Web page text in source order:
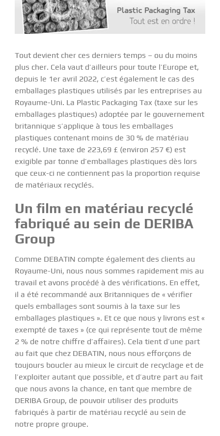
Tout devient cher ces derniers temps – ou du moins
plus cher. Cela vaut d’ailleurs pour toute l’Europe et,
depuis le 1er avril 2022, c’est également le cas des
emballages plastiques utilisés par les entreprises au
Royaume-Uni. La Plastic Packaging Tax (taxe sur les
emballages plastiques) adoptée par le gouvernement
britannique s’applique à tous les emballages
plastiques contenant moins de 30 % de matériau
recyclé. Une taxe de 223,69 £ (environ 257 €) est
exigible par tonne d’emballages plastiques dès lors
que ceux-ci ne contiennent pas la proportion requise
de matériaux recyclés.
Un film en matériau recyclé
fabriqué au sein de DERIBA
Group
Comme DEBATIN compte également des clients au
Royaume-Uni, nous nous sommes rapidement mis au
travail et avons procédé à des vérifications. En effet,
il a été recommandé aux Britanniques de « vérifier
quels emballages sont soumis à la taxe sur les
emballages plastiques ». Et ce que nous y livrons est «
exempté de taxes » (ce qui représente tout de même
2 % de notre chiffre d’affaires). Cela tient d’une part
au fait que chez DEBATIN, nous nous efforçons de
toujours boucler au mieux le circuit de recyclage et de
l’exploiter autant que possible, et d’autre part au fait
que nous avons la chance, en tant que membre de
DERIBA Group, de pouvoir utiliser des produits
fabriqués à partir de matériau recyclé au sein de
notre propre groupe.